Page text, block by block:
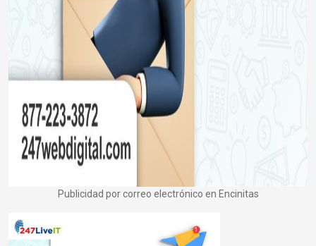
Publicidad por correo electrónico en Encinitas